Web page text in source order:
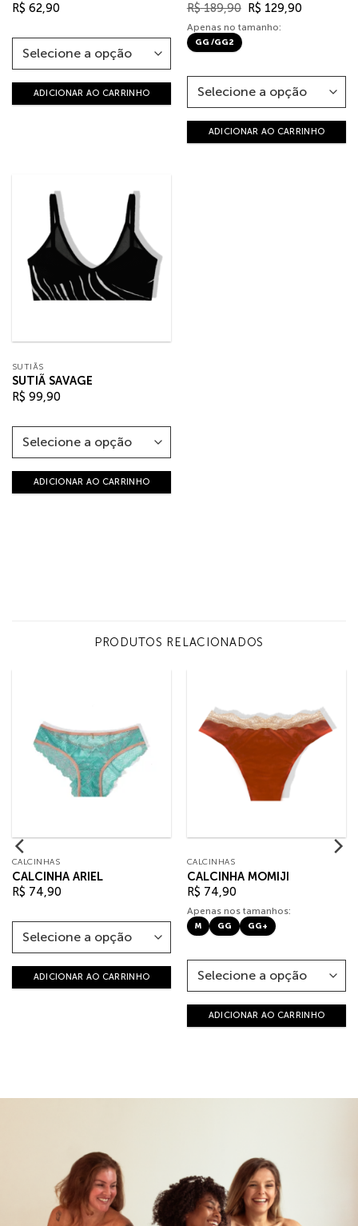
R$ 62,90
ADICIONAR AO CARRINHO
R$189,90 O
preço
original
R$ 129,90O
Apenas no tamanho:
GG /GG2
ADICIONAR AO CARRINHO
SUTIÃS
SUTIÃ SAVAGE
R$ 99,90
ADICIONAR AO CARRINHO
PRODUTOS RELACIONADOS
CALCINHAS
CALCINHA ARIEL
R$ 74,90
ADICIONAR AO CARRINHO
CALCINHAS
CALCINHA MOMIJI
R$ 74,90
Apenas nos tamanhos:
M GG GG+
ADICIONAR AO CARRINHO